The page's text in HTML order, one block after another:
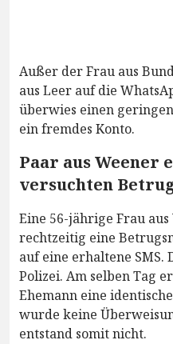
Außer der Frau aus
aus Leer auf die
überwies einen
ein fremdes Konto.
Paar aus Weener
versuchten
Eine 56-jährige Frau
rechtzeitig eine
auf eine erhaltene SMS.
Polizei. Am selben Tag
Ehemann eine
wurde keine
entstand somit nicht.